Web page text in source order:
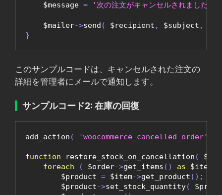
    $message
= '次の注文がキャンセルされました: '
    $mailer
->send ( $recipient , $subject ,
}
このサンプルコードは、キャンセルされた注文の
詳細を管理者にメールで通知します。
サンプルコード2: 在庫の回復
add_action ( 'woocommerce_cancelled_order'
function restore_stock_on_cancellation (
foreach
( $order->get_items () as
        $product
= $item->get_product ();
        $product
->set_stock_quantity(